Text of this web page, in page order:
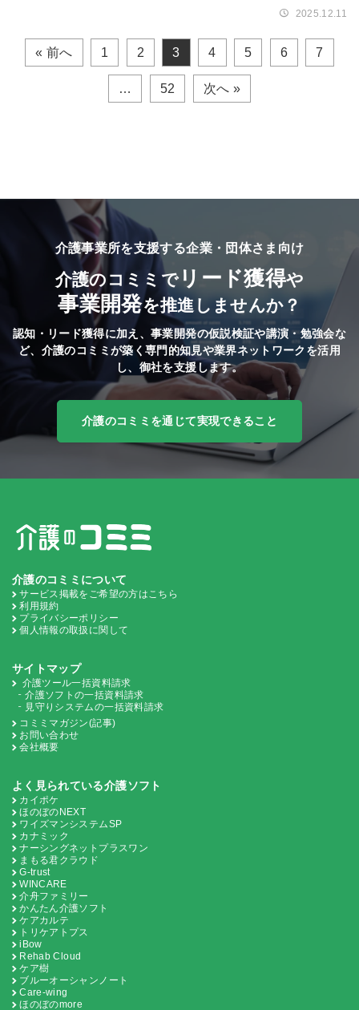
2025.12.11
« 前へ 1 2 3 4 5 6 7
… 52 次へ »
介護事業所を支援する企業・団体さま向け
介護のコミミでリード獲得や
事業開発を推進しませんか？
認知・リード獲得に加え、事業開発の仮説検証や講演・勉強会な
ど、 介護のコミミが築く専門的知見や業界ネットワークを活用
し、御社を支援します。
介護のコミミを通じて実現できること
介護のコミミについて
サービス掲載をご希望の方はこちら
利用規約
プライバシーポリシー
個人情報の取扱に関して
サイトマップ
介護ツール一括資料請求
介護ソフトの一括資料請求
見守りシステムの一括資料請求
コミミマガジン(記事)
お問い合わせ
会社概要
よく見られている介護ソフト
カイポケ
ほのぼのNEXT
ワイズマンシステムSP
カナミック
ナーシングネットプラスワン
まもる君クラウド
G-trust
WINCARE
介舟ファミリー
かんたん介護ソフト
ケアカルテ
トリケアトプス
iBow
Rehab Cloud
ケア樹
ブルーオーシャンノート
Care-wing
ほのぼのmore